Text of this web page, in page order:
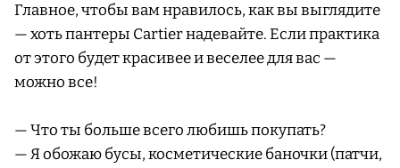
Главное, чтобы вам нравилось, как вы выглядите
— хоть пантеры Cartier надевайте. Если практика
от этого будет красивее и веселее для вас —
можно все!
— Что ты больше всего любишь покупать?
— Я обожаю бусы, косметические баночки (патчи,